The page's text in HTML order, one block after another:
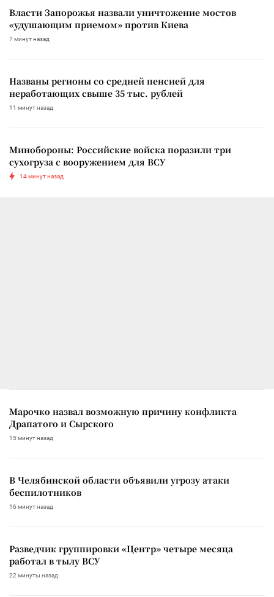
Власти Запорожья назвали уничтожение мостов
«удушающим приемом» против Киева
7 минут назад
Названы регионы со средней пенсией для
неработающих свыше 35 тыс. рублей
11 минут назад
Минобороны: Российские войска поразили три
сухогруза с вооружением для ВСУ
14 минут назад
Марочко назвал возможную причину конфликта
Драпатого и Сырского
15 минут назад
В Челябинской области объявили угрозу атаки
беспилотников
16 минут назад
Разведчик группировки «Центр» четыре месяца
работал в тылу ВСУ
22 минуты назад